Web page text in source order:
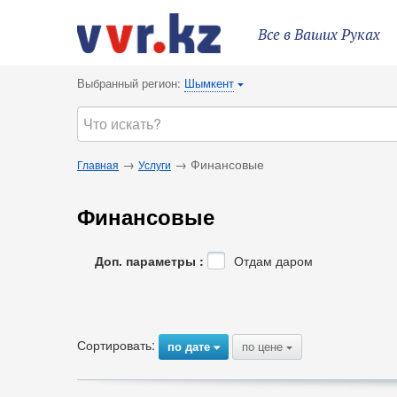
Все в Ваших Руках
Выбранный регион: Шымкент {
Главная → Услуги → Финансовые
Финансовые
Доп. параметры : Отдам даром
Сортировать: по дате{ по цене {